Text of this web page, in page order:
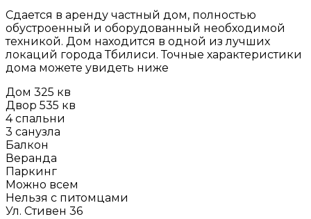
Сдается в аренду частный дом, полностью
обустроенный и оборудованный необходимой
техникой. Дом находится в одной из лучших
локаций города Тбилиси. Точные характеристики
дома можете увидеть ниже
Дом 325 кв
Двор 535 кв
4 спальни
3 санузла
Балкон
Веранда
Паркинг
Можно всем
Нельзя с питомцами
Ул. Стивен 36